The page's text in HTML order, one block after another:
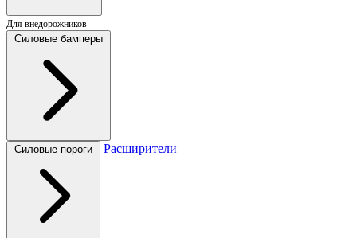
Для внедорожников
Силовые бамперы
Силовые пороги Расширители